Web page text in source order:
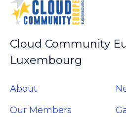
Cloud Community
Luxembourg
About
Our Members